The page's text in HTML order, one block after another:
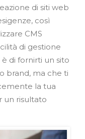
di siti web
così
CMS
di gestione
di fornirti un sito
brand, ma che ti
la tua
un risultato